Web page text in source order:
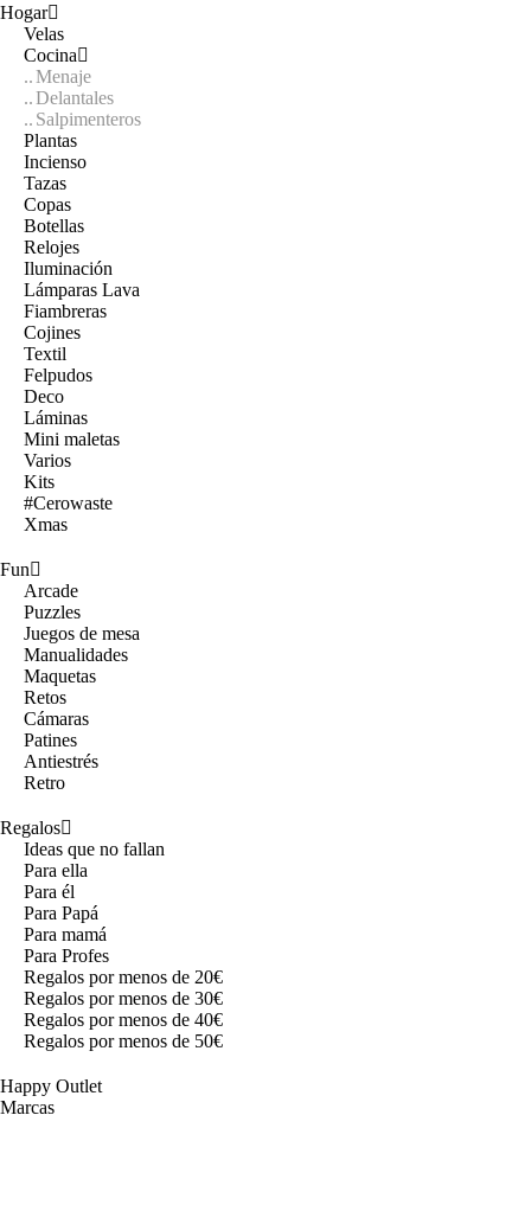
Hogar
Velas
Cocina
Menaje
Delantales
Salpimenteros
Plantas
Incienso
Tazas
Copas
Botellas
Relojes
Iluminación
Lámparas Lava
Fiambreras
Cojines
Textil
Felpudos
Deco
Láminas
Mini maletas
Varios
Kits
#Cerowaste
Xmas
Fun
Arcade
Puzzles
Juegos de mesa
Manualidades
Maquetas
Retos
Cámaras
Patines
Antiestrés
Retro
Regalos
Ideas que no fallan
Para ella
Para él
Para Papá
Para mamá
Para Profes
Regalos por menos de 20€
Regalos por menos de 30€
Regalos por menos de 40€
Regalos por menos de 50€
Happy Outlet
Marcas